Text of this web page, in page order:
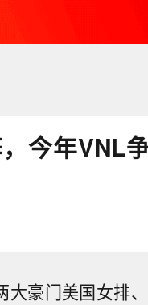
今年VNL
豪门美国女排